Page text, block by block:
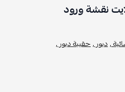
نقشة ورود
,ديور ,حقيبة ديور ,